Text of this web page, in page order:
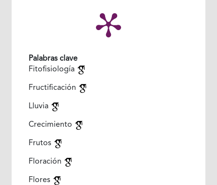
Palabras clave
Fitofisiología
Fructificación
Lluvia
Crecimiento
Frutos
Floración
Flores